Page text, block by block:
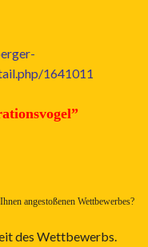
1641011
angestoßenen Wettbewerbes?
des Wettbewerbs.